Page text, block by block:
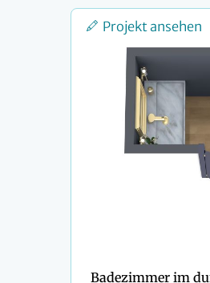
Projekt ansehen
Badezimmer im